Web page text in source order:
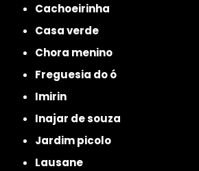
cachoeirinha
casa verde
chora menino
freguesia do ó
imirin
inajar de souza
jardim picolo
lausane